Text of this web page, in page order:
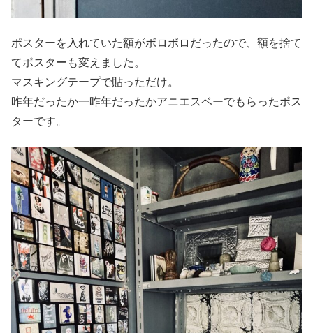
ポスターを入れていた額がボロボロだったので、額を捨て
てポスターも変えました。
マスキングテープで貼っただけ。
昨年だったか一昨年だったかアニエスベーでもらったポス
ターです。